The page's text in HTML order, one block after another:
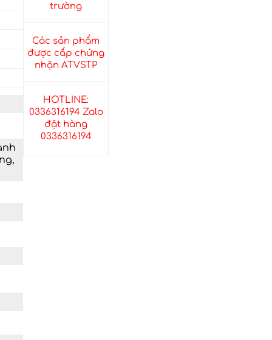
trường
Các sản phẩm
được cấp chứng
nhận ATVSTP
HOTLINE:
0336316194 Zalo
đặt hàng
0336316194